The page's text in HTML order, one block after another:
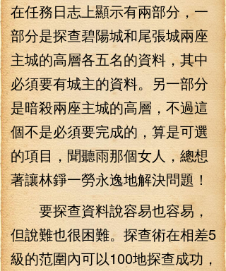
在任務日志上顯示有兩部分，一
部分是探查碧陽城和尾張城兩座
主城的高層各五名的資料，其中
必須要有城主的資料。另一部分
是暗殺兩座主城的高層，不過這
個不是必須要完成的，算是可選
的項目，聞聽雨那個女人，總想
著讓林錚一勞永逸地解決問題！
要探查資料說容易也容易，
但說難也很困難。探查術在相差5
級的范圍內可以100地探查成功，